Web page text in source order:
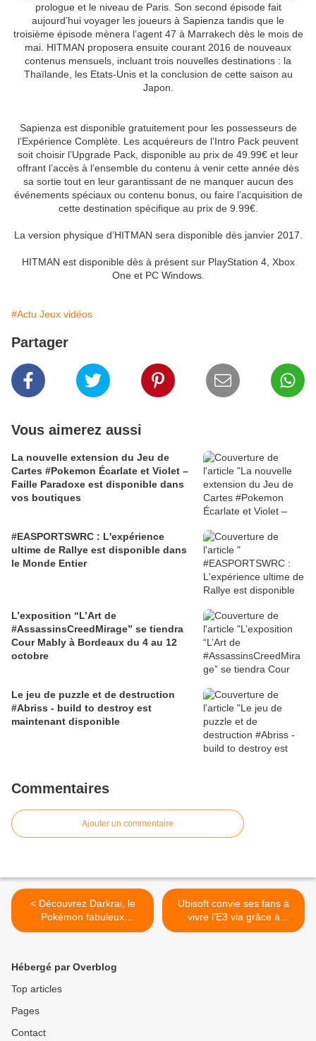
prologue et le niveau de Paris. Son second épisode fait
aujourd’hui voyager les joueurs à Sapienza tandis que le
troisième épisode mènera l’agent 47 à Marrakech dès le mois de
mai. HITMAN proposera ensuite courant 2016 de nouveaux
contenus mensuels, incluant trois nouvelles destinations : la
Thaïlande, les Etats-Unis et la conclusion de cette saison au
Japon.
Sapienza est disponible gratuitement pour les possesseurs de
l’Expérience Complète. Les acquéreurs de l’Intro Pack peuvent
soit choisir l’Upgrade Pack, disponible au prix de 49.99€ et leur
offrant l’accès à l’ensemble du contenu à venir cette année dès
sa sortie tout en leur garantissant de ne manquer aucun des
événements spéciaux ou contenu bonus, ou faire l’acquisition de
cette destination spécifique au prix de 9.99€.
La version physique d’HITMAN sera disponible dès janvier 2017.
HITMAN est disponible dès à présent sur PlayStation 4, Xbox
One et PC Windows.
#Actu Jeux vidéos
Partager
Vous aimerez aussi
La nouvelle extension du Jeu de
Cartes #Pokemon Écarlate et Violet –
Faille Paradoxe est disponible dans
vos boutiques
#EASPORTSWRC : L'expérience
ultime de Rallye est disponible dans
le Monde Entier
L’exposition “L’Art de
#AssassinsCreedMirage” se tiendra
Cour Mably à Bordeaux du 4 au 12
octobre
Le jeu de puzzle et de destruction
#Abriss - build to destroy est
maintenant disponible
Commentaires
Ajouter un commentaire
< Découvrez Darkrai, le
Pokémon fabuleux
Noirtotal, en mai chez
Ubisoft convie ses fans à
vivre l’E3 via grâce à
l'Ubisoft Lounge >
Hébergé par Overblog
Top articles
Pages
Contact